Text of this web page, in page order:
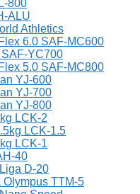
800
ALU
Athletics
6.0 SAF-MC600
YC700
5.0 SAF-MC800
YJ-600
YJ-700
YJ-800
LCK-2
LCK-1.5
LCK-1
40
D-20
Olympus TTM-5